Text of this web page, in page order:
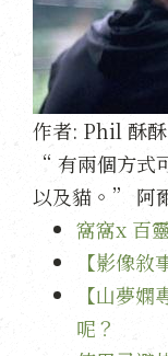
作者: Phil 酥酥
“ 有兩個方式
以及貓。” 阿
窩窩x 百
【影像
【山夢
呢？